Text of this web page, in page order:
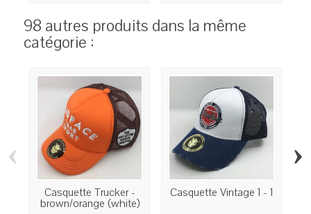
98 autres produits dans la même
catégorie :
Casquette Trucker -
brown/orange (white)
Casquette Vintage 1 - 1
‹ ›